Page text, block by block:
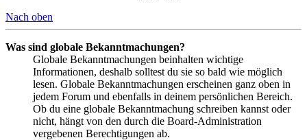
Nach oben
Was sind globale Bekanntmachungen?
Globale Bekanntmachungen beinhalten wichtige
Informationen, deshalb solltest du sie so bald wie möglich
lesen. Globale Bekanntmachungen erscheinen ganz oben in
jedem Forum und ebenfalls in deinem persönlichen Bereich.
Ob du eine globale Bekanntmachung schreiben kannst oder
nicht, hängt von den durch die Board-Administration
vergebenen Berechtigungen ab.